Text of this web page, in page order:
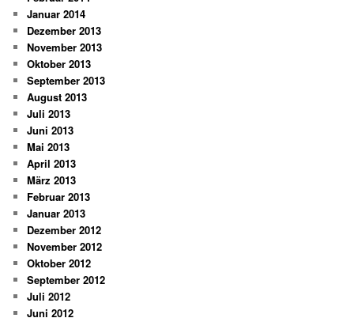
Januar 2014
Dezember 2013
November 2013
Oktober 2013
September 2013
August 2013
Juli 2013
Juni 2013
Mai 2013
April 2013
März 2013
Februar 2013
Januar 2013
Dezember 2012
November 2012
Oktober 2012
September 2012
Juli 2012
Juni 2012